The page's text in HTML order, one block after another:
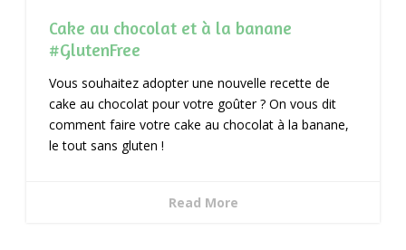
Cake au chocolat et à la banane
#GlutenFree
Vous souhaitez adopter une nouvelle recette de
cake au chocolat pour votre goûter ? On vous dit
comment faire votre cake au chocolat à la banane,
le tout sans gluten !
Read More